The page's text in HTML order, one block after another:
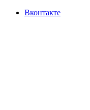
Вконтакте